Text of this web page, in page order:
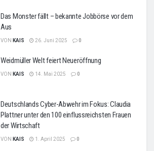
Das Monster fällt – bekannte Jobbörse vor dem
Aus
VON KAIS 26. Juni 2025 0
Weidmüller Welt feiert Neueröffnung
VON KAIS 14. Mai 2025 0
Deutschlands Cyber-Abwehr im Fokus: Claudia
Plattner unter den 100 einflussreichsten Frauen
der Wirtschaft
VON KAIS 1. April 2025 0